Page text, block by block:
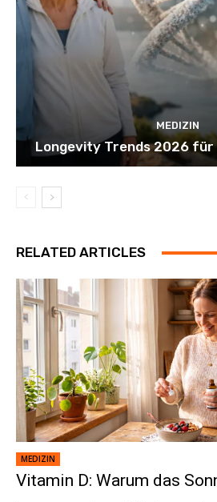
MEDIZIN
Longevity Trends 2026 für
RELATED ARTICLES
MEDIZIN
Vitamin D: Warum das